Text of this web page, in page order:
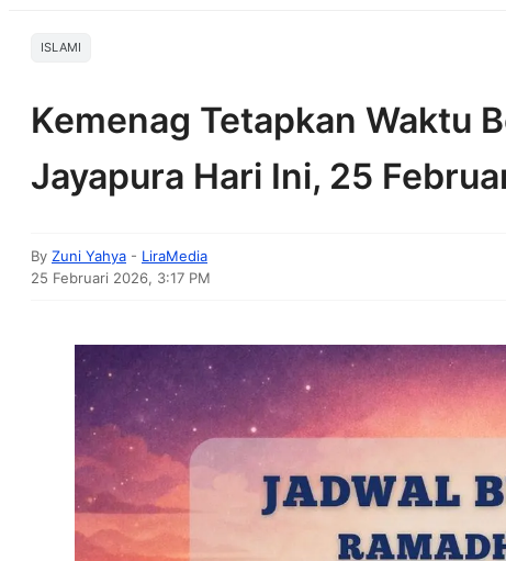
ISLAMI
Kemenag Tetapkan Waktu
Jayapura Hari Ini, 25
By Zuni Yahya - LiraMedia
25 Februari 2026, 3:17 PM